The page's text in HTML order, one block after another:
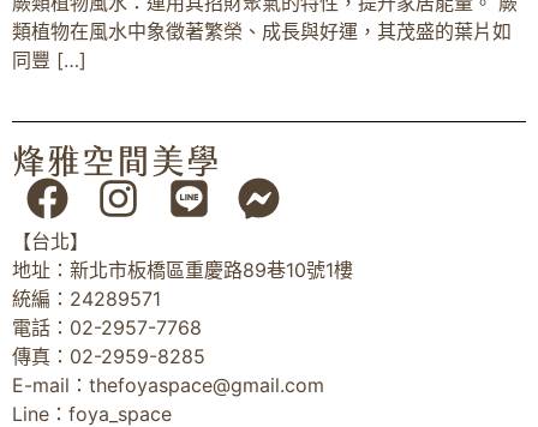
類植物在風水中象徵著繁榮、成長與好運，其茂盛的葉片如
同豐 […]
【台北】
地址：新北市板橋區重慶路89巷10號1樓
統編：24289571
電話：02-2957-7768
傳真：02-2959-8285
E-mail： thefoyaspace@gmail.com
Line：foya_space